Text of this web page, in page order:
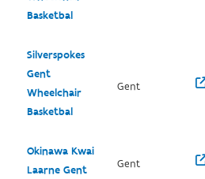
Basketbal
Silverspokes
Gent
Wheelchair
Basketbal
Gent
Okinawa Kwai
Laarne Gent
Gent